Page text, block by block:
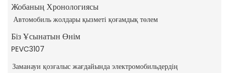
Жобаның Хронологиясы
Автомобиль жолдары қызметі қоғамдық төлем
Біз Ұсынатын Өнім
PEVC3107
Заманауи қозғалыс жағдайында электромобильдердің